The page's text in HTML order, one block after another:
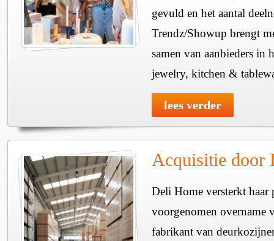
gevuld en het aantal
Trendz/Showup brengt
samen van aanbieders in
jewelry, kitchen &
lees verder
Acquisitie door
Deli Home versterkt haar
voorgenomen overname
fabrikant van